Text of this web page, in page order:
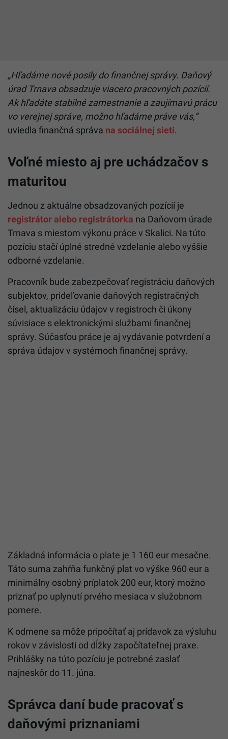
„Hľadáme nové posily do finančnej správy. Daňový
úrad Trnava obsadzuje viacero pracovných pozícií.
Ak hľadáte stabilné zamestnanie a zaujímavú prácu
vo verejnej správe, možno hľadáme práve vás,“
uviedla finančná správa na sociálnej sieti.
Voľné miesto aj pre uchádzačov s
maturitou
Jednou z aktuálne obsadzovaných pozícií je
registrátor alebo registrátorka na Daňovom úrade
Trnava s miestom výkonu práce v Skalici. Na túto
pozíciu stačí úplné stredné vzdelanie alebo vyššie
odborné vzdelanie.
Pracovník bude zabezpečovať registráciu daňových
subjektov, prideľovanie daňových registračných
čísel, aktualizáciu údajov v registroch či úkony
súvisiace s elektronickými službami finančnej
správy. Súčasťou práce je aj vydávanie potvrdení a
správa údajov v systémoch finančnej správy.
Základná informácia o plate je 1 160 eur mesačne.
Táto suma zahŕňa funkčný plat vo výške 960 eur a
minimálny osobný príplatok 200 eur, ktorý možno
priznať po uplynutí prvého mesiaca v služobnom
pomere.
K odmene sa môže pripočítať aj prídavok za výsluhu
rokov v závislosti od dĺžky započítateľnej praxe.
Prihlášky na túto pozíciu je potrebné zaslať
najneskôr do 11. júna.
Správca daní bude pracovať s
daňovými priznaniami